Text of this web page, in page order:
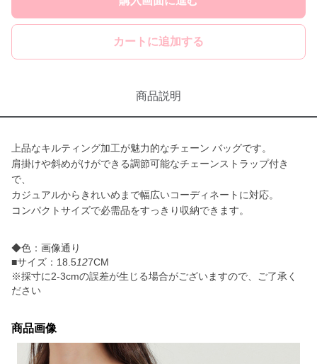
カートに追加する
商品説明
上品なキルティング加工が魅力的なチェーン バッグです。
肩掛けや斜めがけができる調節可能なチェーンストラップ付き
で、
カジュアルからきれいめまで幅広いコーディネートに対応。
コンパクトサイズで必需品をすっきり収納できます。
◆色：画像通り
■サイズ：18.5127CM
※採寸に2-3cmの誤差が生じる場合がございますので、ご了承く
ださい
商品画像